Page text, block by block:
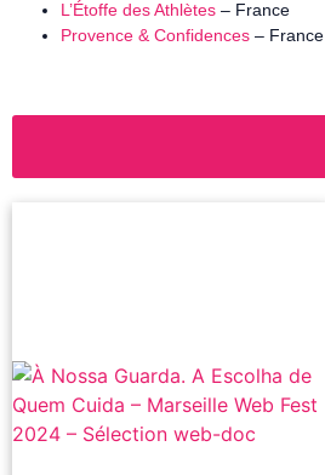
L’Étoffe des Athlètes – France
Provence & Confidences – France